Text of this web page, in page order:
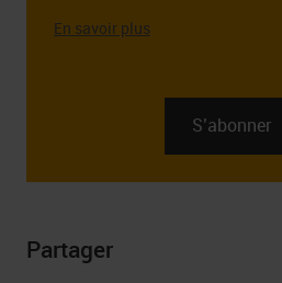
Sp. k., st. Dlugosza 2-6, 51 – 162
informations complètes sur
S’abonner
Partager